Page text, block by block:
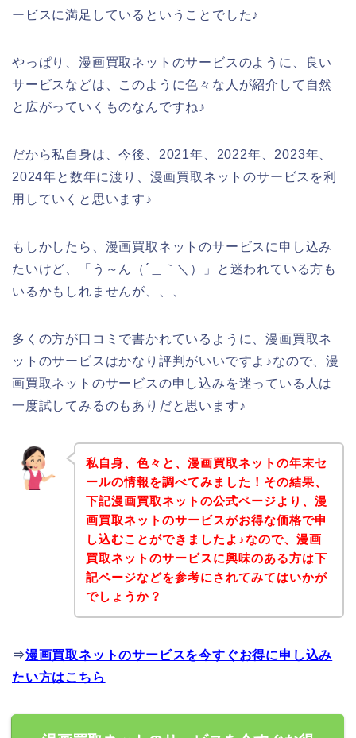
ービスに満足しているということでした♪
やっぱり、漫画買取ネットのサービスのように、良い
サービスなどは、このように色々な人が紹介して自然
と広がっていくものなんですね♪
だから私自身は、今後、2021年、2022年、2023年、
2024年と数年に渡り、漫画買取ネットのサービスを利
用していくと思います♪
もしかしたら、漫画買取ネットのサービスに申し込み
たいけど、「う～ん（´＿｀＼）」と迷われている方も
いるかもしれませんが、、、
多くの方が口コミで書かれているように、漫画買取ネ
ットのサービスはかなり評判がいいですよ♪なので、漫
画買取ネットのサービスの申し込みを迷っている人は
一度試してみるのもありだと思います♪
私自身、色々と、漫画買取ネットの年末セ
ールの情報を調べてみました！その結果、
下記漫画買取ネットの公式ページより、漫
画買取ネットのサービスがお得な価格で申
し込むことができましたよ♪なので、漫画
買取ネットのサービスに興味のある方は下
記ページなどを参考にされてみてはいかが
でしょうか？
⇒漫画買取ネットのサービスを今すぐお得に申し込み
たい方はこちら